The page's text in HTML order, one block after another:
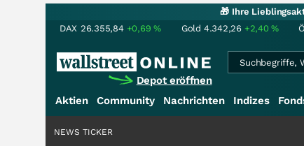
🎁 Ihre
DAX 26.355,84 +0,69% Gold 4.342,26 +2,40%
Depot eröffnen
Aktien Community Nachrichten Indizes
NEWS TICKER